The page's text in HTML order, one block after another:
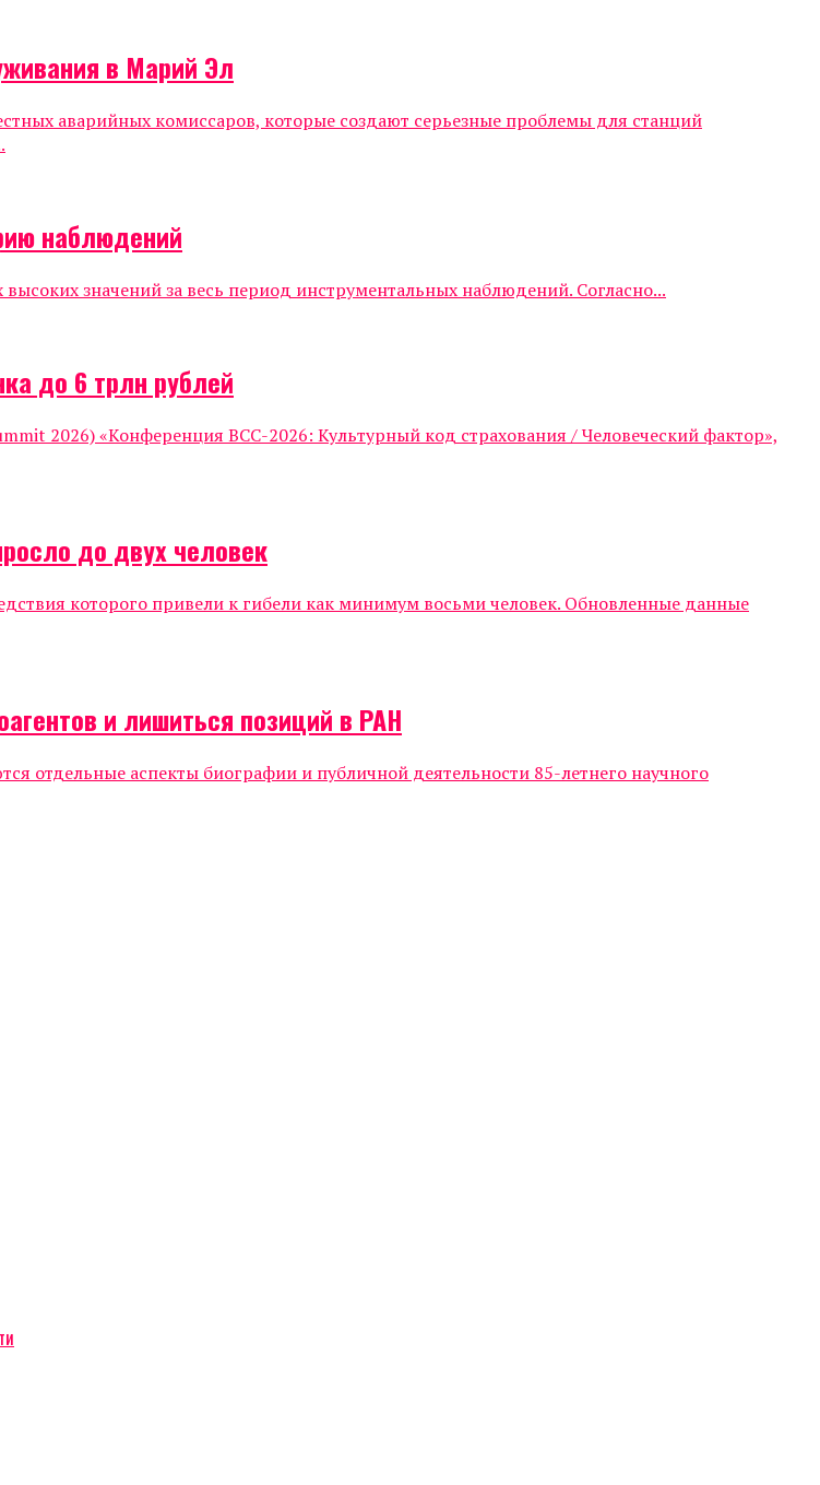
в Марий Эл
аварийных комиссаров, которые создают серьезные проблемы для станций
наблюдений
значений за весь период инструментальных наблюдений. Согласно...
до 6 трлн рублей
2026) «Конференция ВСС-2026: Культурный код страхования / Человеческий фактор»,
до двух человек
которого привели к гибели как минимум восьми человек. Обновленные данные
и лишиться позиций в РАН
отдельные аспекты биографии и публичной деятельности 85-летнего научного